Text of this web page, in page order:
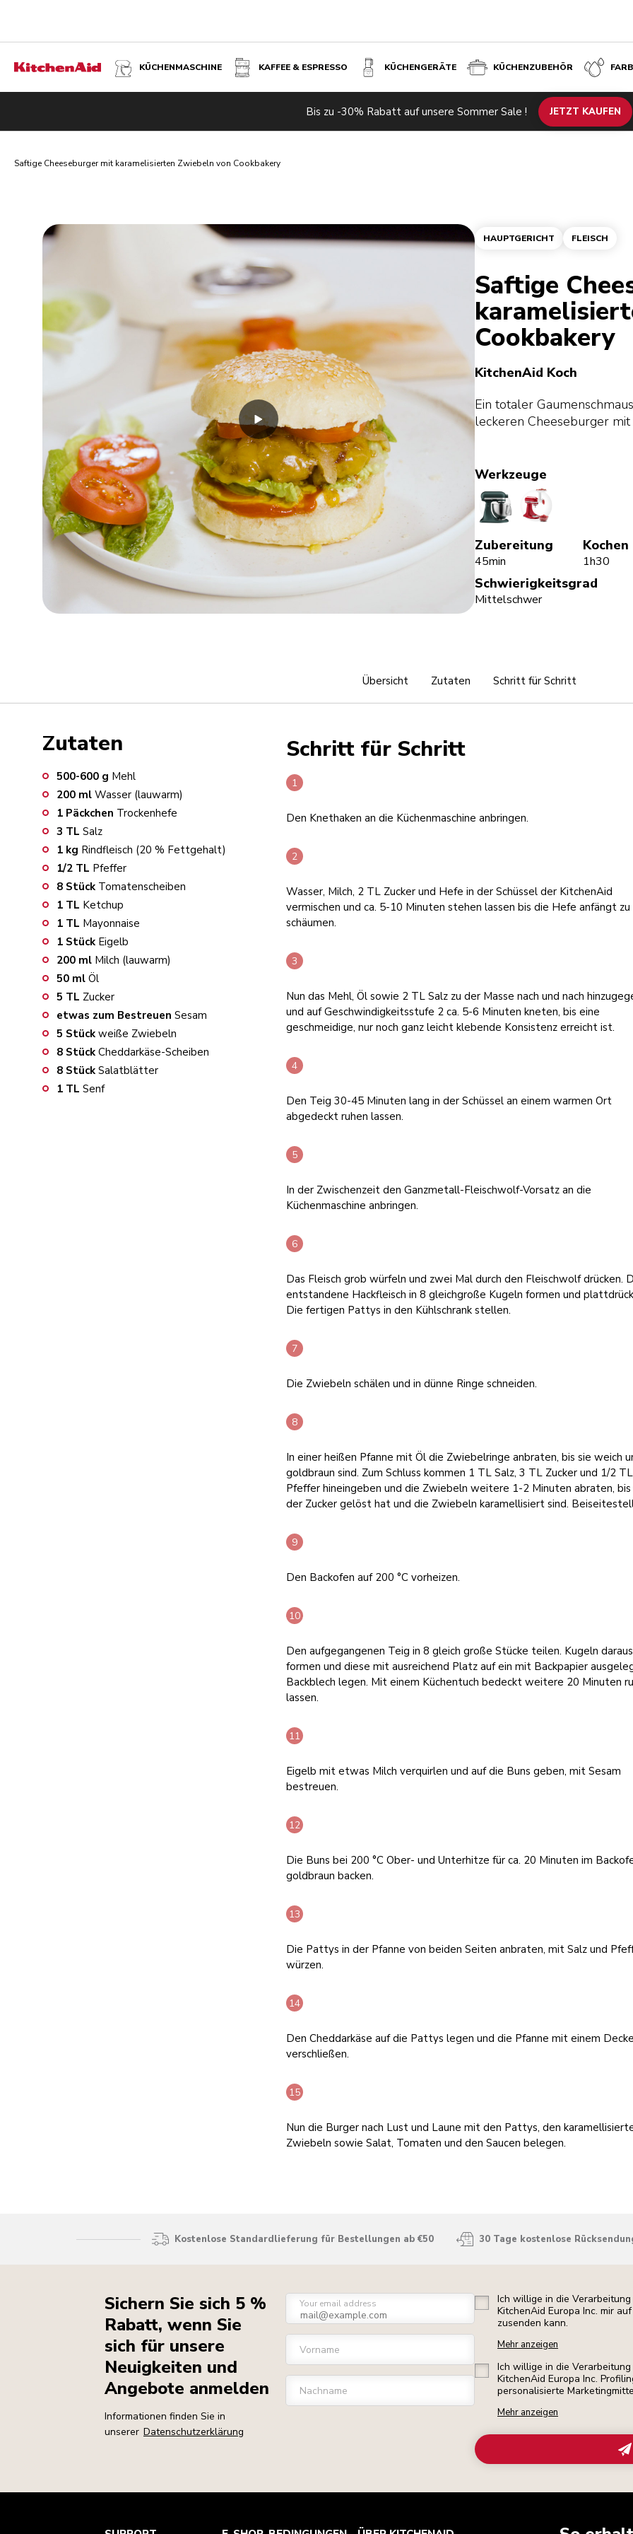
KÜCHENMASCHINE KAFFEE & ESPRESSO KÜCHENGERÄTE KÜCHENZUBEHÖR
Bis zu -30% Rabatt auf unsere Sommer Sale ! JETZT KAUFEN
Saftige Cheeseburger mit karamelisierten Zwiebeln von Cookbakery
HAUPTGERICHT FLEISCH
Saftige
Cookbakery
KitchenAid Koch
Ein totaler
leckeren Cheeseburger
Werkzeuge
StandMixerMeatGrinder
Zubereitung
45min
Kochen
1h30
Schwierigkeitsgrad
Mittelschwer
Übersicht Zutaten Schritt für Schritt
Zutaten
500-600 g Mehl
200 ml Wasser (lauwarm)
1 Päckchen Trockenhefe
3 TL Salz
1 kg Rindfleisch (20 % Fettgehalt)
1/2 TL Pfeffer
8 Stück Tomatenscheiben
1 TL Ketchup
1 TL Mayonnaise
1 Stück Eigelb
200 ml Milch (lauwarm)
50 ml Öl
5 TL Zucker
etwas zum Bestreuen Sesam
5 Stück weiße Zwiebeln
8 Stück Cheddarkäse-Scheiben
8 Stück Salatblätter
1 TL Senf
Schritt für Schritt
Den Knethaken an die Küchenmaschine anbringen.
Wasser, Milch, 2 TL Zucker und Hefe in der Schüssel der KitchenAid
vermischen und ca. 5-10 Minuten stehen lassen bis die Hefe anfängt zu
schäumen.
Nun das Mehl, Öl sowie 2 TL Salz zu der Masse nach und nach
und auf Geschwindigkeitsstufe 2 ca. 5-6 Minuten kneten, bis eine
geschmeidige, nur noch ganz leicht klebende Konsistenz erreicht ist.
Den Teig 30-45 Minuten lang in der Schüssel an einem warmen Ort
abgedeckt ruhen lassen.
In der Zwischenzeit den Ganzmetall-Fleischwolf-Vorsatz an die
Küchenmaschine anbringen.
Das Fleisch grob würfeln und zwei Mal durch den Fleischwolf drücken.
entstandene Hackfleisch in 8 gleichgroße Kugeln formen und
Die fertigen Pattys in den Kühlschrank stellen.
Die Zwiebeln schälen und in dünne Ringe schneiden.
In einer heißen Pfanne mit Öl die Zwiebelringe anbraten, bis sie weich
goldbraun sind. Zum Schluss kommen 1 TL Salz, 3 TL Zucker und 1/2 TL
Pfeffer hineingeben und die Zwiebeln weitere 1-2 Minuten abraten, bis
der Zucker gelöst hat und die Zwiebeln karamellisiert sind.
Den Backofen auf 200 °C vorheizen.
Den aufgegangenen Teig in 8 gleich große Stücke teilen. Kugeln daraus
formen und diese mit ausreichend Platz auf ein mit Backpapier
Backblech legen. Mit einem Küchentuch bedeckt weitere 20 Minuten
lassen.
Eigelb mit etwas Milch verquirlen und auf die Buns geben, mit Sesam
bestreuen.
Die Buns bei 200 °C Ober- und Unterhitze für ca. 20 Minuten im
goldbraun backen.
Die Pattys in der Pfanne von beiden Seiten anbraten, mit Salz und
würzen.
Den Cheddarkäse auf die Pattys legen und die Pfanne mit einem
verschließen.
Nun die Burger nach Lust und Laune mit den Pattys, den
Zwiebeln sowie Salat, Tomaten und den Saucen belegen.
Kostenlose Standardlieferung für Bestellungen ab €50 30 Tage kostenlose
Sichern Sie sich 5 %
Rabatt, wenn Sie
sich für unsere
Neuigkeiten und
Angebote anmelden
Informationen finden Sie in
unserer Datenschutzerklärung
Your email address
Vorname
Nachname
Ich willige in die
KitchenAid Europa Inc. mir
zusenden kann.
Mehr anzeigen
Ich willige in die
KitchenAid Europa Inc.
personalisierte
Mehr anzeigen
Health Check
Teilnahmebedingungen
Die Marke
Händlersuche